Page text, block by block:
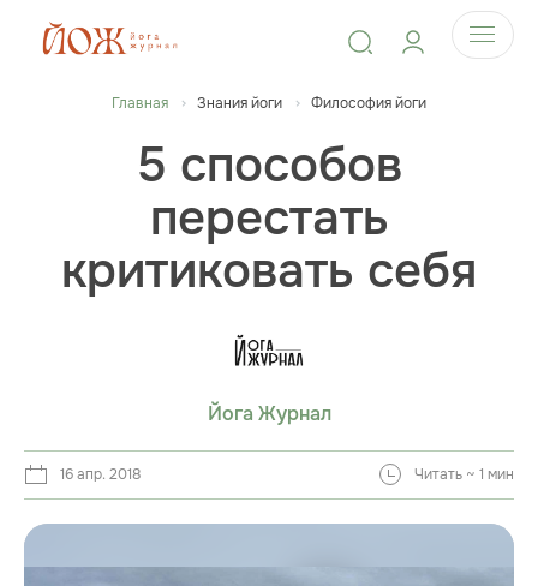
Главная Знания йоги Философия йоги
5 способов
перестать
критиковать себя
Йога Журнал
16 апр. 2018 Читать ~ 1 мин